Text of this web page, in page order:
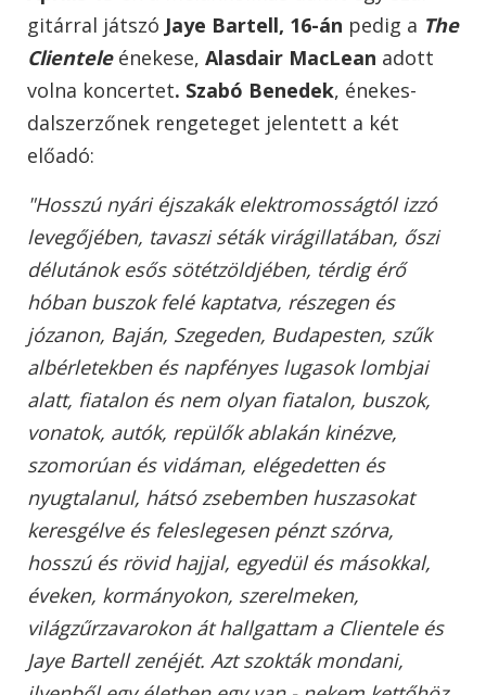
gitárral játszó Jaye Bartell, 16-án pedig a The
Clienteleénekese, Alasdair MacLean adott
volna koncertet. Szabó Benedek, énekes-
dalszerzőnek rengeteget jelentett a két
előadó:
"Hosszú nyári éjszakák elektromosságtól izzó
levegőjében, tavaszi séták virágillatában, őszi
délutánok esős sötétzöldjében, térdig érő
hóban buszok felé kaptatva, részegen és
józanon, Baján, Szegeden, Budapesten, szűk
albérletekben és napfényes lugasok lombjai
alatt, fiatalon és nem olyan fiatalon, buszok,
vonatok, autók, repülők ablakán kinézve,
szomorúan és vidáman, elégedetten és
nyugtalanul, hátsó zsebemben huszasokat
keresgélve és feleslegesen pénzt szórva,
hosszú és rövid hajjal, egyedül és másokkal,
éveken, kormányokon, szerelmeken,
világzűrzavarokon át hallgattam a Clientele és
Jaye Bartell zenéjét. Azt szokták mondani,